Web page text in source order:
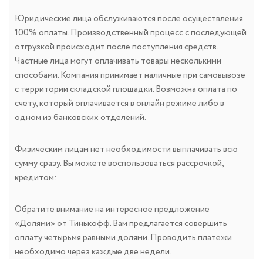
Юридические лица обслуживаются после осуществления
100% оплаты. Производственный процесс с последующей
отгрузкой происходит после поступления средств.
Частные лица могут оплачивать товары несколькими
способами. Компания принимает наличные при самовывозе
с территории складской площадки. Возможна оплата по
счету, который оплачивается в онлайн режиме либо в
одном из банковских отделений.
Физическим лицам нет необходимости выплачивать всю
сумму сразу. Вы можете воспользоваться рассрочкой,
кредитом:
Обратите внимание на интересное предложение
«Долями» от Тинькофф. Вам предлагается совершить
оплату четырьмя равными долями. Проводить платежи
необходимо через каждые две недели.